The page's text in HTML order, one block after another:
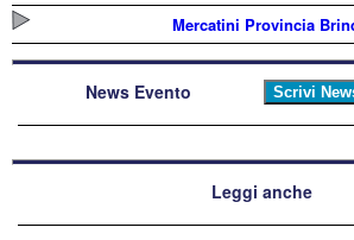
Mercatini Provincia
News Evento
Leggi anche